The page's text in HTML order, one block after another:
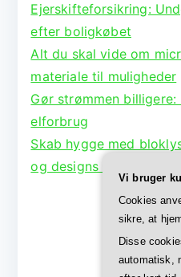
Ejerskifteforsikring:
efter boligkøbet
Alt du skal vide om
materiale til muligheder
Gør strømmen
elforbrug
Skab hygge med
og designs til lysestager
Vi bruger
Cookies
sikre, at
Disse
automatisk,